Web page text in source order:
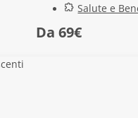
Salute e
Da 69€